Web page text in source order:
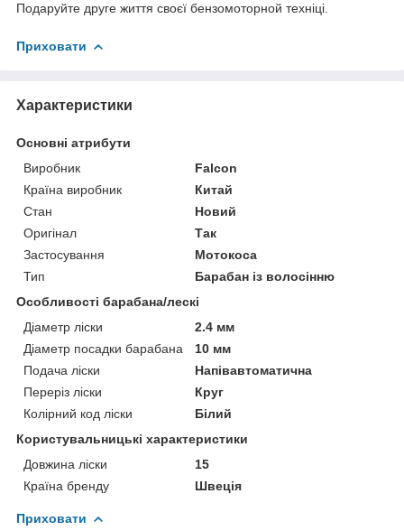
Подаруйте друге життя своєї бензомоторной техніці.
Приховати
Характеристики
Основні атрибути
Виробник
Falcon
Країна виробник
Китай
Стан
Новий
Оригінал
Так
Застосування
Мотокоса
Тип
Барабан із волосінню
Особливості барабана/лескі
Діаметр ліски
2.4 мм
Діаметр посадки барабана
10 мм
Подача ліски
Напівавтоматична
Переріз ліски
Круг
Колірний код ліски
Білий
Користувальницькі характеристики
Довжина ліски
15
Країна бренду
Швеція
Приховати